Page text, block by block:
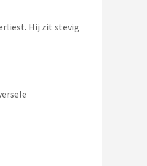
Hij zit stevig